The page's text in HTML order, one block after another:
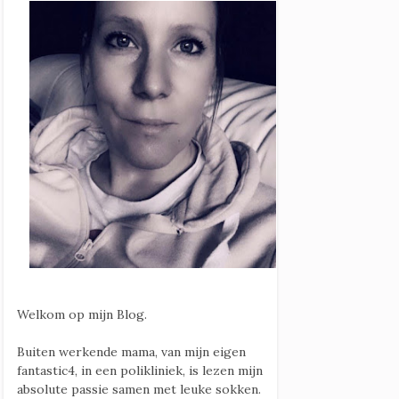
Welkom op mijn Blog.
Buiten werkende mama, van mijn eigen
fantastic4, in een polikliniek, is lezen mijn
absolute passie samen met leuke sokken.